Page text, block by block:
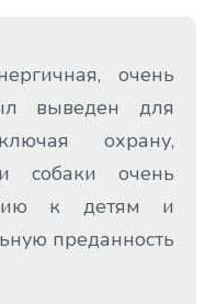
очень
выведен для
охрану,
собаки очень
к детям и
преданность